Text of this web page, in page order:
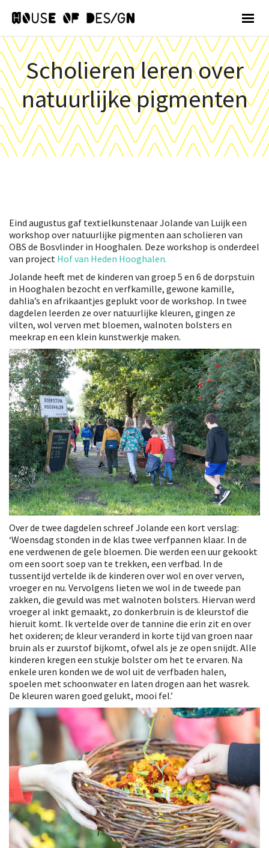
Scholieren leren over
natuurlijke pigmenten
Eind augustus gaf textielkunstenaar Jolande van Luijk een
workshop over natuurlijke pigmenten aan scholieren van
OBS de Bosvlinder in Hooghalen. Deze workshop is onderdeel
van project Hof van Heden Hooghalen.
Jolande heeft met de kinderen van groep 5 en 6 de dorpstuin
in Hooghalen bezocht en verfkamille, gewone kamille,
dahlia’s en afrikaantjes geplukt voor de workshop. In twee
dagdelen leerden ze over natuurlijke kleuren, gingen ze
vilten, wol verven met bloemen, walnoten bolsters en
meekrap en een klein kunstwerkje maken.
Over de twee dagdelen schreef Jolande een kort verslag:
‘Woensdag stonden in de klas twee verfpannen klaar. In de
ene verdwenen de gele bloemen. Die werden een uur gekookt
om een soort soep van te trekken, een verfbad. In de
tussentijd vertelde ik de kinderen over wol en over verven,
vroeger en nu. Vervolgens lieten we wol in de tweede pan
zakken, die gevuld was met walnoten bolsters. Hiervan werd
vroeger al inkt gemaakt, zo donkerbruin is de kleurstof die
hieruit komt. Ik vertelde over de tannine die erin zit en over
het oxideren; de kleur veranderd in korte tijd van groen naar
bruin als er zuurstof bijkomt, ofwel als je ze open snijdt. Alle
kinderen kregen een stukje bolster om het te ervaren. Na
enkele uren konden we de wol uit de verfbaden halen,
spoelen met schoonwater en laten drogen aan het wasrek.
De kleuren waren goed gelukt, mooi fel.’